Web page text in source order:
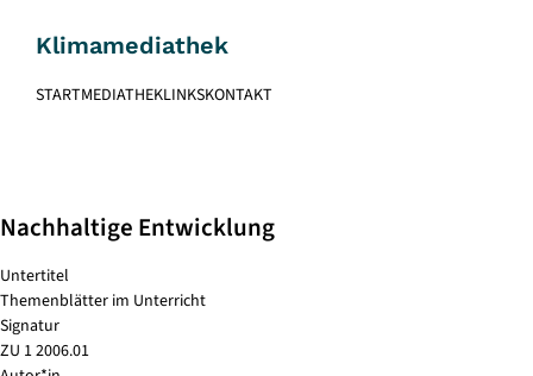
content
Klimamediathek
STARTMEDIATHEKLINKSKONTAKT
Nachhaltige Entwicklung
Untertitel
Themenblätter im Unterricht
Signatur
ZU 1 2006.01